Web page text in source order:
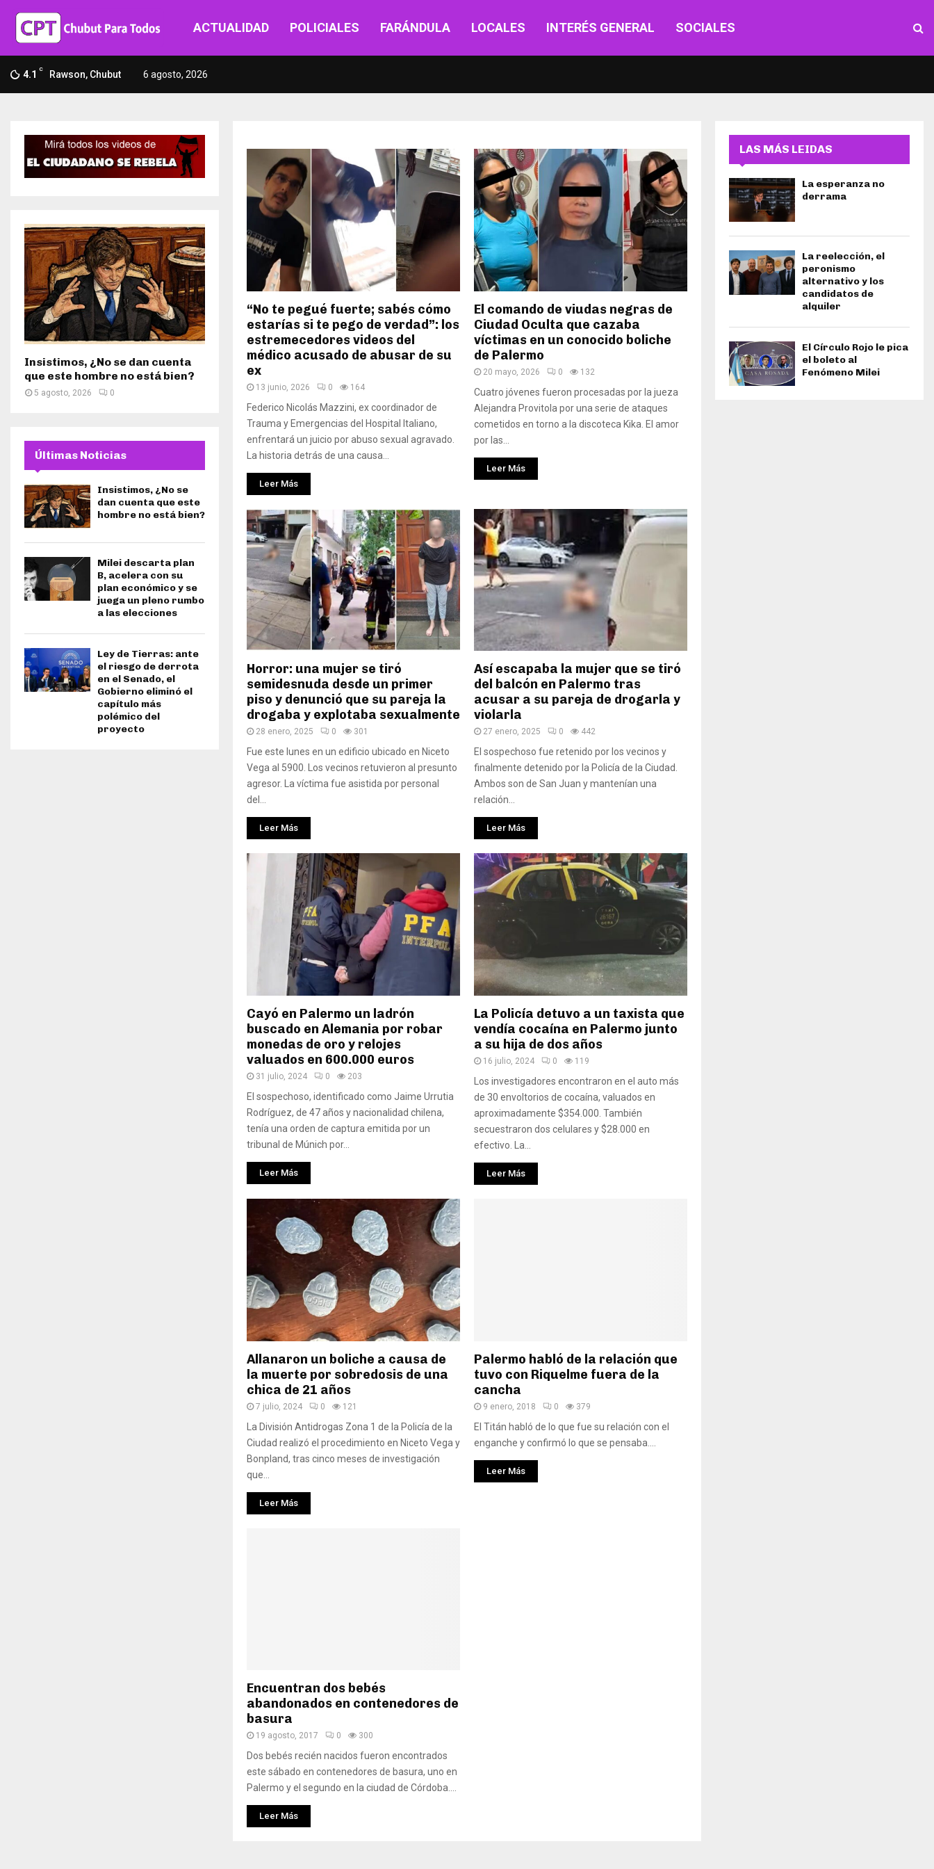
ACTUALIDAD POLICIALES FARÁNDULA LOCALES INTERÉS GENERAL SOCIALES
4.1 C Rawson, Chubut 6 agosto, 2026
“No te pegué fuerte; sabés cómo
estarías si te pego de verdad”: los
estremecedores videos del
médico acusado de abusar de su
ex
13 junio, 2026 0 164
Federico Nicolás Mazzini, ex coordinador de
Trauma y Emergencias del Hospital Italiano,
enfrentará un juicio por abuso sexual agravado.
La historia detrás de una causa...
Leer Más
El comando de viudas negras de
Ciudad Oculta que cazaba
víctimas en un conocido boliche
de Palermo
20 mayo, 2026 0 132
Cuatro jóvenes fueron procesadas por la jueza
Alejandra Provitola por una serie de ataques
cometidos en torno a la discoteca Kika. El amor
por las...
Leer Más
Horror: una mujer se tiró
semidesnuda desde un primer
piso y denunció que su pareja la
drogaba y explotaba sexualmente
28 enero, 2025 0 301
Fue este lunes en un edificio ubicado en Niceto
Vega al 5900. Los vecinos retuvieron al presunto
agresor. La víctima fue asistida por personal
del...
Leer Más
Así escapaba la mujer que se tiró
del balcón en Palermo tras
acusar a su pareja de drogarla y
violarla
27 enero, 2025 0 442
El sospechoso fue retenido por los vecinos y
finalmente detenido por la Policía de la Ciudad.
Ambos son de San Juan y mantenían una
relación...
Leer Más
Cayó en Palermo un ladrón
buscado en Alemania por robar
monedas de oro y relojes
valuados en 600.000 euros
31 julio, 2024 0 203
El sospechoso, identificado como Jaime Urrutia
Rodríguez, de 47 años y nacionalidad chilena,
tenía una orden de captura emitida por un
tribunal de Múnich por...
Leer Más
La Policía detuvo a un taxista que
vendía cocaína en Palermo junto
a su hija de dos años
16 julio, 2024 0 119
Los investigadores encontraron en el auto más
de 30 envoltorios de cocaína, valuados en
aproximadamente $354.000. También
secuestraron dos celulares y $28.000 en
efectivo. La...
Leer Más
Allanaron un boliche a causa de
la muerte por sobredosis de una
chica de 21 años
7 julio, 2024 0 121
La División Antidrogas Zona 1 de la Policía de la
Ciudad realizó el procedimiento en Niceto Vega y
Bonpland, tras cinco meses de investigación
que...
Leer Más
Palermo habló de la relación que
tuvo con Riquelme fuera de la
cancha
9 enero, 2018 0 379
El Titán habló de lo que fue su relación con el
enganche y confirmó lo que se pensaba....
Leer Más
Encuentran dos bebés
abandonados en contenedores de
basura
19 agosto, 2017 0 300
Dos bebés recién nacidos fueron encontrados
este sábado en contenedores de basura, uno en
Palermo y el segundo en la ciudad de Córdoba....
Leer Más
Insistimos, ¿No se dan cuenta
que este hombre no está bien?
5 agosto, 2026 0
Últimas Noticias
Insistimos, ¿No se
dan cuenta que este
hombre no está bien?
Milei descarta plan
B, acelera con su
plan económico y se
juega un pleno rumbo
a las elecciones
Ley de Tierras: ante
el riesgo de derrota
en el Senado, el
Gobierno eliminó el
capítulo más
polémico del
proyecto
LAS MÁS LEIDAS
La esperanza no
derrama
La reelección, el
peronismo
alternativo y los
candidatos de
alquiler
El Círculo Rojo le pica
el boleto al
Fenómeno Milei